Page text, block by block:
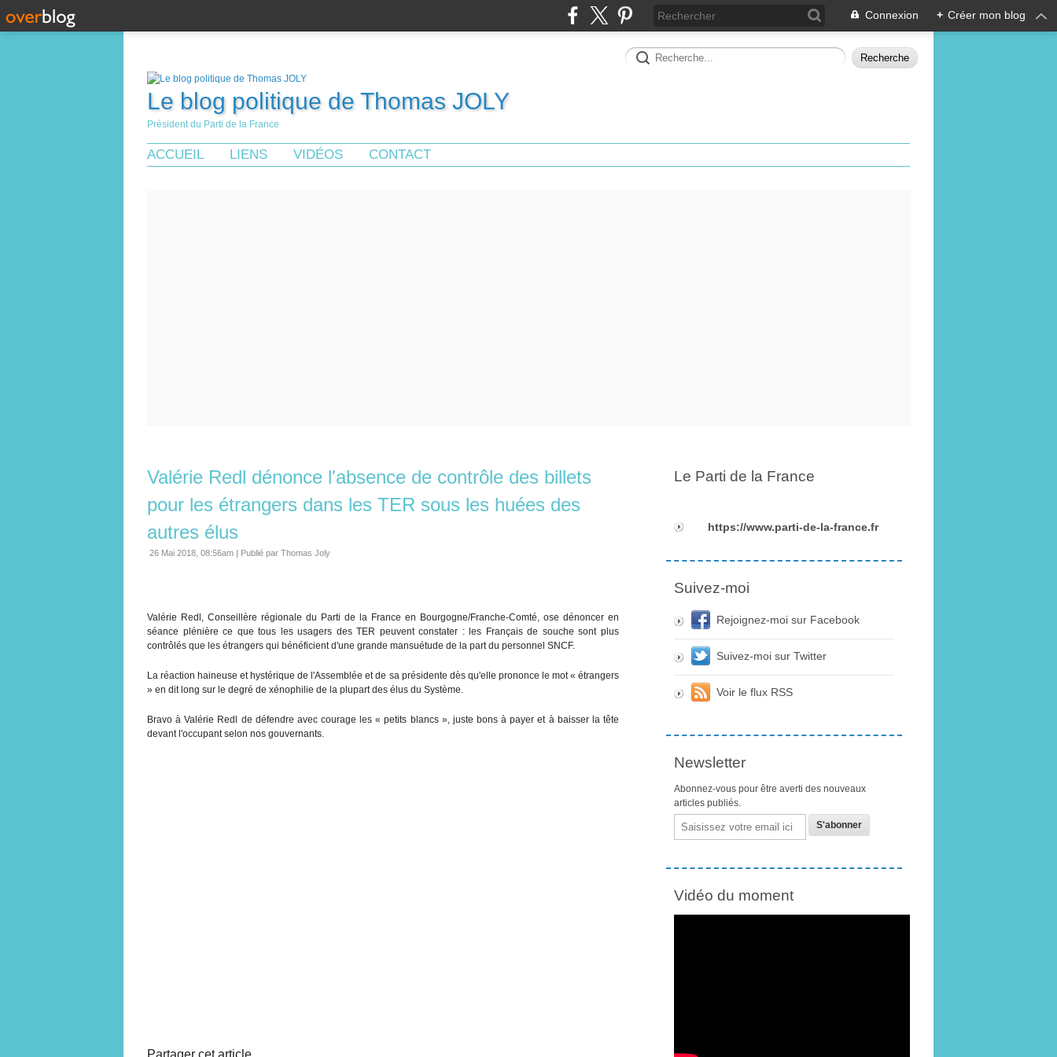
Connexion + Créer mon blog
Le blog politique de Thomas JOLY
Président du Parti de la France
ACCUEIL LIENS VIDÉOS CONTACT
Valérie Redl dénonce l'absence de contrôle des billets
pour les étrangers dans les TER sous les huées des
autres élus
26 Mai 2018, 08:56am | Publié par Thomas Joly
Valérie Redl, Conseillère régionale du Parti de la France en Bourgogne/Franche-Comté, ose dénoncer en
séance plénière ce que tous les usagers des TER peuvent constater : les Français de souche sont plus
contrôlés que les étrangers qui bénéficient d'une grande mansuétude de la part du personnel SNCF.
La réaction haineuse et hystérique de l'Assemblée et de sa présidente dès qu'elle prononce le mot « étrangers
» en dit long sur le degré de xénophilie de la plupart des élus du Système.
Bravo à Valérie Redl de défendre avec courage les « petits blancs », juste bons à payer et à baisser la tête
devant l'occupant selon nos gouvernants.
Partager cet article
Le Parti de la France
https://www.parti-de-la-france.fr
Suivez-moi
Rejoignez-moi sur Facebook
Suivez-moi sur Twitter
Voir le flux RSS
Newsletter
Abonnez-vous pour être averti des nouveaux
articles publiés.
Email
Vidéo du moment